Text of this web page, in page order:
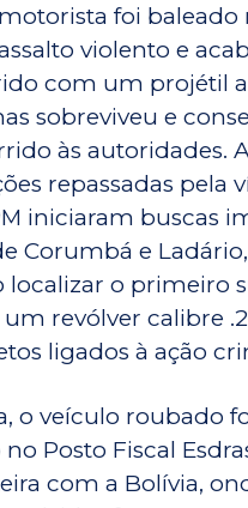
foi baleado
violento e
com um projétil
sobreviveu e
às autoridades.
repassadas pela
iniciaram buscas
Corumbá e Ladário,
localizar o primeiro
revólver calibre
ligados à ação
o veículo roubado
Posto Fiscal
com a Bolívia,